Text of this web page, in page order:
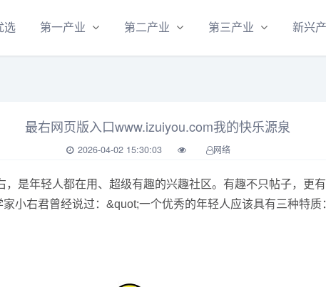
选 第一产业 第二产业 第三产业 新兴
最右网页版入口www.izuiyou.com我的快乐源泉
2026-04-02 15:30:03 网络
是年轻人都在用、超级有趣的兴趣社区。有趣不只帖子，更
小右君曾经说过：&quot;一个优秀的年轻人应该具有三种特